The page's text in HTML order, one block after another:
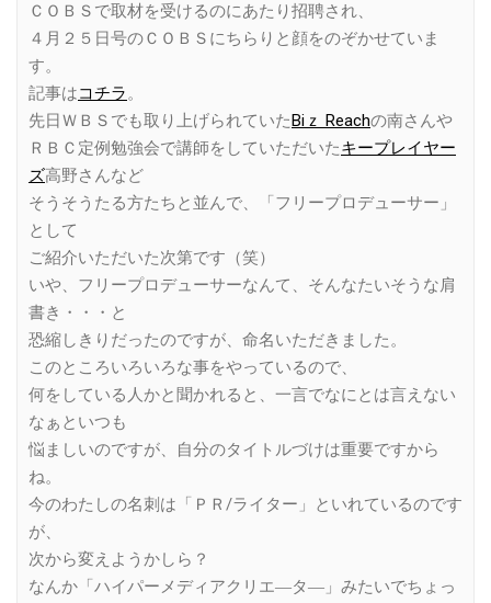
ＣＯＢＳで取材を受けるのにあたり招聘され、
４月２５日号のＣＯＢＳにちらりと顔をのぞかせていま
す。
記事はコチラ。
先日ＷＢＳでも取り上げられていたBiｚ Reachの南さんや
ＲＢＣ定例勉強会で講師をしていただいたキープレイヤー
ズ高野さんなど
そうそうたる方たちと並んで、「フリープロデューサー」
として
ご紹介いただいた次第です（笑）
いや、フリープロデューサーなんて、そんなたいそうな肩
書き・・・と
恐縮しきりだったのですが、命名いただきました。
このところいろいろな事をやっているので、
何をしている人かと聞かれると、一言でなにとは言えない
なぁといつも
悩ましいのですが、自分のタイトルづけは重要ですから
ね。
今のわたしの名刺は「ＰＲ/ライター」といれているのです
が、
次から変えようかしら？
なんか「ハイパーメディアクリエ―タ―」みたいでちょっ